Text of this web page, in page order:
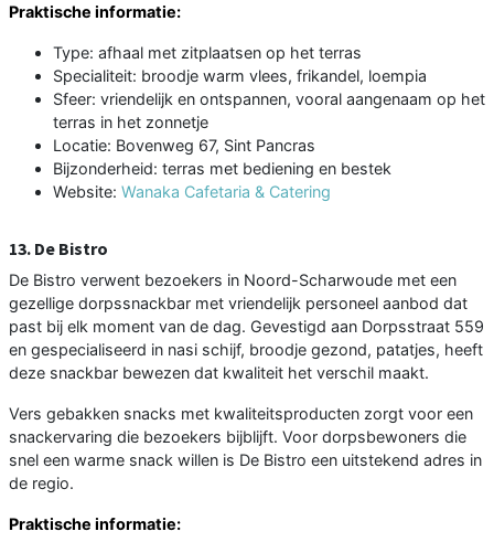
Praktische informatie:
Type: afhaal met zitplaatsen op het terras
Specialiteit: broodje warm vlees, frikandel, loempia
Sfeer: vriendelijk en ontspannen, vooral aangenaam op het
terras in het zonnetje
Locatie: Bovenweg 67, Sint Pancras
Bijzonderheid: terras met bediening en bestek
Website: Wanaka Cafetaria & Catering
13. De Bistro
De Bistro verwent bezoekers in Noord-Scharwoude met een
gezellige dorpssnackbar met vriendelijk personeel aanbod dat
past bij elk moment van de dag. Gevestigd aan Dorpsstraat 559
en gespecialiseerd in nasi schijf, broodje gezond, patatjes, heeft
deze snackbar bewezen dat kwaliteit het verschil maakt.
Vers gebakken snacks met kwaliteitsproducten zorgt voor een
snackervaring die bezoekers bijblijft. Voor dorpsbewoners die
snel een warme snack willen is De Bistro een uitstekend adres in
de regio.
Praktische informatie: